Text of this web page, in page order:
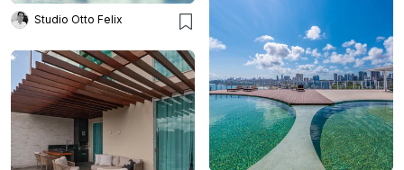
Studio Otto Felix